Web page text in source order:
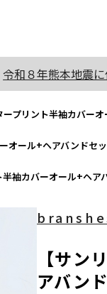
令和８年熊本地震
ープリント半袖カバー
オール+ヘアバンドセ
半袖カバーオール+ヘア
【サン
アバン